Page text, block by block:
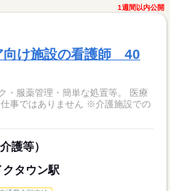
1週間以内公開
向け施設の看護師 40
・服薬管理・簡単な処置等。 医療
護等）
タウン駅